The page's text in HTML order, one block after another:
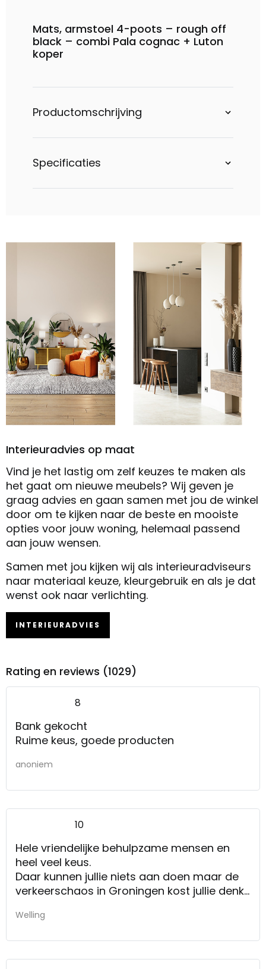
Mats, armstoel 4-poots – rough off
black – combi Pala cognac + Luton
koper
Productomschrijving
Specificaties
Interieuradvies op maat
Vind je het lastig om zelf keuzes te maken als
het gaat om nieuwe meubels? Wij geven je
graag advies en gaan samen met jou de winkel
door om te kijken naar de beste en mooiste
opties voor jouw woning, helemaal passend
aan jouw wensen.
Samen met jou kijken wij als interieuradviseurs
naar materiaal keuze, kleurgebruik en als je dat
wenst ook naar verlichting.
INTERIEURADVIES
Rating en reviews (1029)
8
Bank gekocht
Ruime keus, goede producten
anoniem
10
Hele vriendelijke behulpzame mensen en
heel veel keus.
Daar kunnen jullie niets aan doen maar de
verkeerschaos in Groningen kost jullie denk
Welling